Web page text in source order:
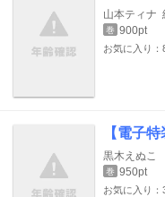
山本ティナ
巻 900pt
お気に入り：
【電子
黒木えぬこ
巻 950pt
お気に入り：